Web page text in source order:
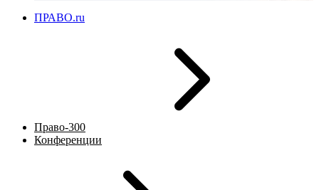
ПРАВО.ru
Право-300
Конференции